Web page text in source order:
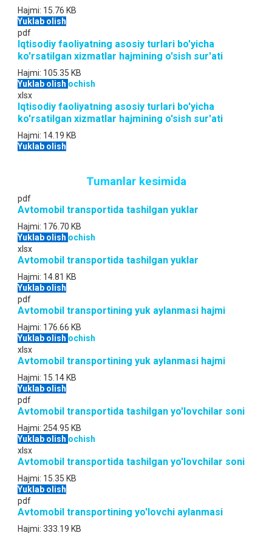
Hajmi: 15.76 KB
Yuklab olish
pdf
Iqtisodiy faoliyatning asosiy turlari bo'yicha
ko'rsatilgan xizmatlar hajmining o'sish sur'ati
Hajmi: 105.35 KB
Yuklab olish ochish
xlsx
Iqtisodiy faoliyatning asosiy turlari bo'yicha
ko'rsatilgan xizmatlar hajmining o'sish sur'ati
Hajmi: 14.19 KB
Yuklab olish
Tumanlar kesimida
pdf
Avtomobil transportida tashilgan yuklar
Hajmi: 176.70 KB
Yuklab olish ochish
xlsx
Avtomobil transportida tashilgan yuklar
Hajmi: 14.81 KB
Yuklab olish
pdf
Avtomobil transportining yuk aylanmasi hajmi
Hajmi: 176.66 KB
Yuklab olish ochish
xlsx
Avtomobil transportining yuk aylanmasi hajmi
Hajmi: 15.14 KB
Yuklab olish
pdf
Avtomobil transportida tashilgan yo'lovchilar soni
Hajmi: 254.95 KB
Yuklab olish ochish
xlsx
Avtomobil transportida tashilgan yo'lovchilar soni
Hajmi: 15.35 KB
Yuklab olish
pdf
Avtomobil transportining yo'lovchi aylanmasi
Hajmi: 333.19 KB